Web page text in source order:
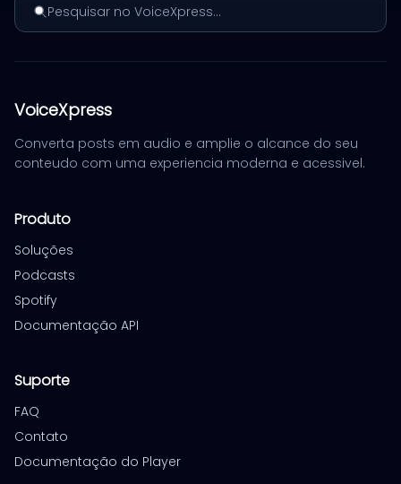
Pesquisar no VoiceXpress...
VoiceXpress
Converta posts em audio e amplie o alcance do seu
conteudo com uma experiencia moderna e acessivel.
Produto
Soluções
Podcasts
Spotify
Documentação API
Suporte
FAQ
Contato
Documentação do Player